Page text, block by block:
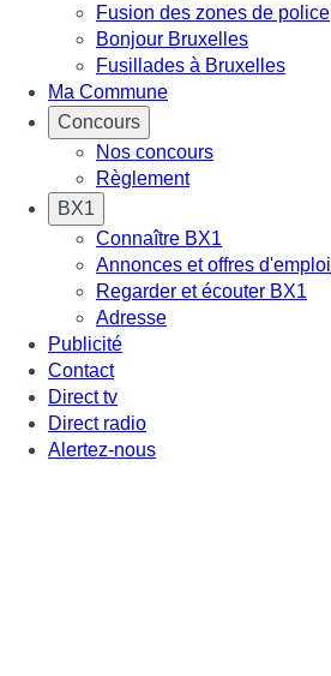
Fusion des zones de police
Bonjour Bruxelles
Fusillades à Bruxelles
Ma Commune
Concours
Nos concours
Règlement
BX1
Connaître BX1
Annonces et offres d'emploi
Regarder et écouter BX1
Adresse
Publicité
Contact
Direct tv
Direct radio
Alertez-nous